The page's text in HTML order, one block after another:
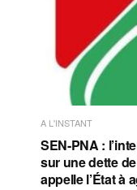
A L'INSTANT
SEN-PNA :
sur une dette
appelle l’État à